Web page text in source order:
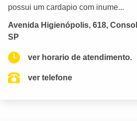
possui um cardapio com inume...
Avenida Higienópolis, 618,
SP
ver horario de atendimento.
ver telefone